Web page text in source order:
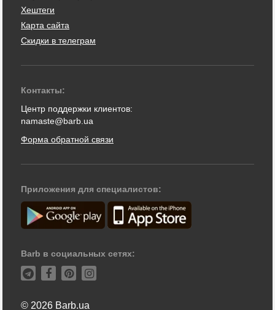
Хештеги
Карта сайта
Скидки в телеграм
Контакты:
Центр поддержки клиентов:
namaste@barb.ua
Форма обратной связи
Приложения для специалистов:
Barb в социальных сетях:
© 2026 Barb.ua